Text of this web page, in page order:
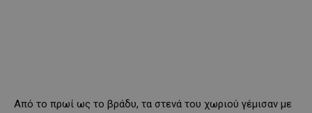
Από το πρωί ως το βράδυ, τα στενά του χωριού γέμισαν με